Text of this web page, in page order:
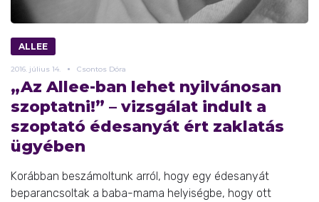
ALLEE
2016. július 14. Csontos Dóra
„Az Allee-ban lehet nyilvánosan
szoptatni!” – vizsgálat indult a
szoptató édesanyát ért zaklatás
ügyében
Korábban beszámoltunk arról, hogy egy édesanyát
beparancsoltak a baba-mama helyiségbe, hogy ott